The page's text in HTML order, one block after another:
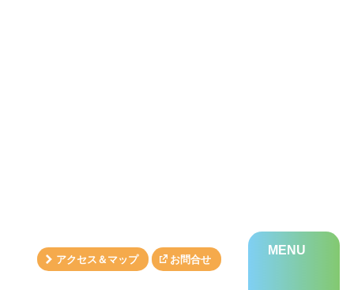
アクセス＆マップ お問合せ
MENU